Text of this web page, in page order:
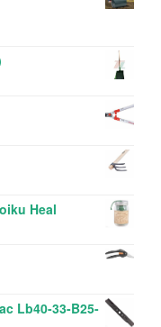
Heal
Lb40-33-B25-